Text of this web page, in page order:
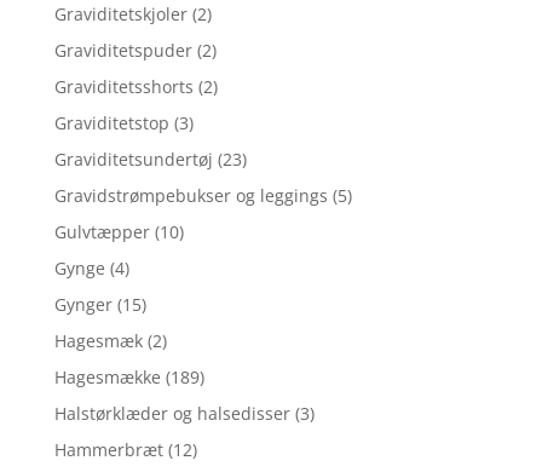
Graviditetskjoler (2)
Graviditetspuder (2)
Graviditetsshorts (2)
Graviditetstop (3)
Graviditetsundertøj (23)
Gravidstrømpebukser og leggings (5)
Gulvtæpper (10)
Gynge (4)
Gynger (15)
Hagesmæk (2)
Hagesmække (189)
Halstørklæder og halsedisser (3)
Hammerbræt (12)